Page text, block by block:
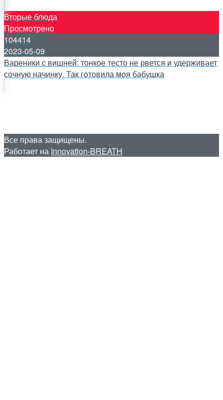
Вторые блюда
Просмотрено
104414
2023-05-09
Вареники с вишней: тонкое тесто не рвется и удерживает
сочную начинку. Так готовила моя бабушка
Все права защищены.
Работает на Innovation-BREATH